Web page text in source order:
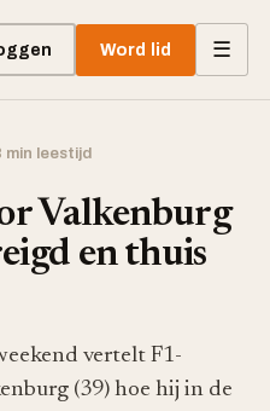
Word lid ☰
min leestijd
Valkenburg
en thuis
vertelt F1-
(39) hoe hij in de